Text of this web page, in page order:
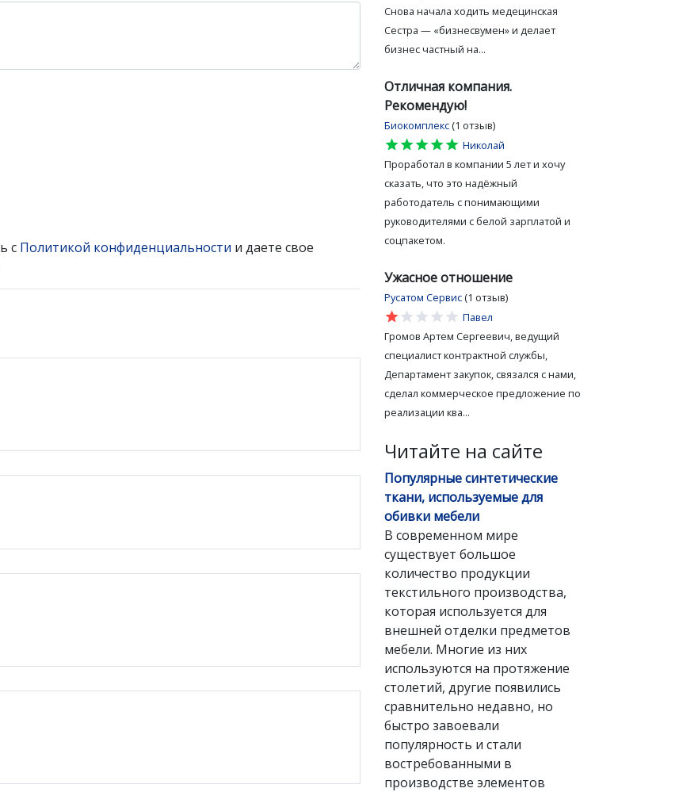
с Политикой конфиденциальности и даете свое
Снова начала ходить медецинская
Сестра — «бизнесвумен» и делает
бизнес частный на...
Отличная компания.
Рекомендую!
Биокомплекс (1 отзыв)
star
star
star
star
star
Николай
Проработал в компании 5 лет и хочу
сказать, что это надёжный
работодатель с понимающими
руководителями с белой зарплатой и
соцпакетом.
Ужасное отношение
Русатом Сервис (1 отзыв)
star
star
star
star
star
Павел
Громов Артем Сергеевич, ведущий
специалист контрактной службы,
Департамент закупок, связался с нами,
сделал коммерческое предложение по
реализации ква...
Читайте на сайте
Популярные синтетические
ткани, используемые для
обивки мебели
В современном мире
существует большое
количество продукции
текстильного производства,
которая используется для
внешней отделки предметов
мебели. Многие из них
используются на протяжение
столетий, другие появились
сравнительно недавно, но
быстро завоевали
популярность и стали
востребованными в
производстве элементов